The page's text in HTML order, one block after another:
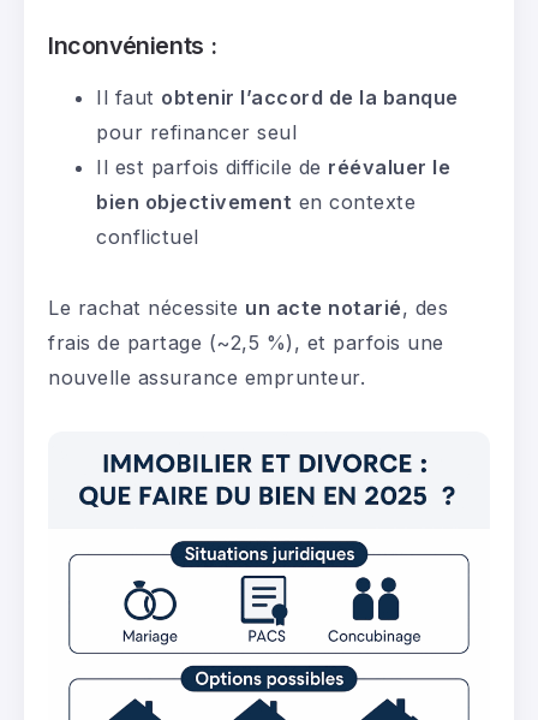
Inconvénients :
Il faut obtenir l’accord de la banque
pour refinancer seul
Il est parfois difficile de réévaluer le
bien objectivement en contexte
conflictuel
Le rachat nécessite un acte notarié, des
frais de partage (~2,5 %), et parfois une
nouvelle assurance emprunteur.